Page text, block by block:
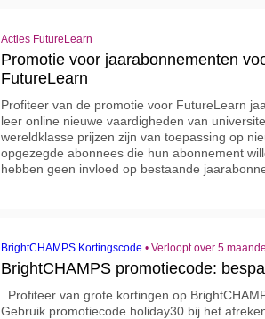
Acties FutureLearn
Promotie voor jaarabonnementen
FutureLearn
Profiteer van de promotie voor FutureLearn
leer online nieuwe vaardigheden van
wereldklasse prijzen zijn van toepassing op
opgezegde abonnees die hun abonnement
hebben geen invloed op bestaande
BrightCHAMPS Kortingscode • Verloopt over 5
BrightCHAMPS promotiecode:
. Profiteer van grote kortingen op
Gebruik promotiecode holiday30 bij het